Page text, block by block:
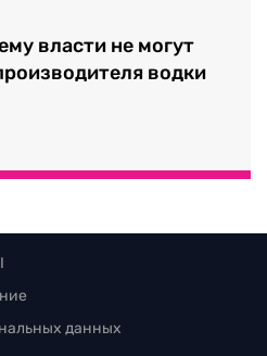
власти не могут
водки
данных